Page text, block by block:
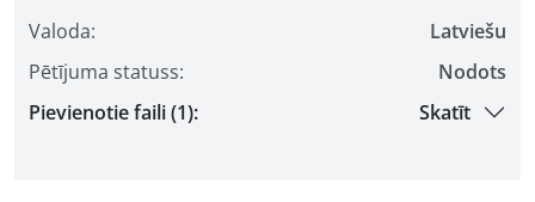
Valoda:
Latviešu
Pētījuma statuss:
Nodots
Pievienotie faili (1):
Skatīt